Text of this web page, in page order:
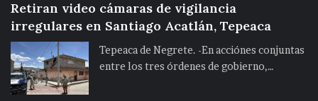
Retiran video cámaras de vigilancia
irregulares en Santiago Acatlán, Tepeaca
Tepeaca de Negrete. -En acciónes conjuntas
entre los tres órdenes de gobierno,…